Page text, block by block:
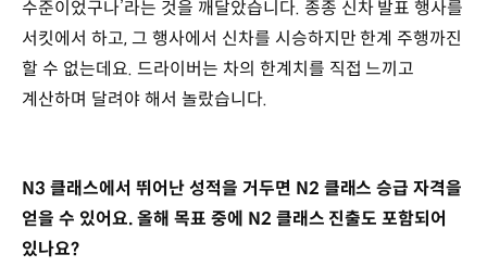
수준이었구나’라는 것을 깨달았습니다. 종종 신차 발표 행사를
서킷에서 하고, 그 행사에서 신차를 시승하지만 한계 주행까진
할 수 없는데요. 드라이버는 차의 한계치를 직접 느끼고
계산하며 달려야 해서 놀랐습니다.
N3 클래스에서 뛰어난 성적을 거두면 N2 클래스 승급 자격을
얻을 수 있어요. 올해 목표 중에 N2 클래스 진출도 포함되어
있나요?